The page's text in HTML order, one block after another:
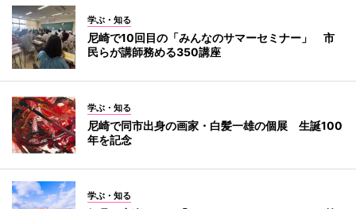
学ぶ・知る
尼崎で10回目の「みんなのサマーセミナー」 市
民らが講師務める350講座
学ぶ・知る
尼崎で同市出身の画家・白髪一雄の個展 生誕100
年を記念
学ぶ・知る